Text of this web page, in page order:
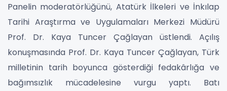
Panelin moderatörlüğünü, Atatürk İlkeleri ve İnkılap
Tarihi Araştırma ve Uygulamaları Merkezi Müdürü
Prof. Dr. Kaya Tuncer Çağlayan üstlendi. Açılış
konuşmasında Prof. Dr. Kaya Tuncer Çağlayan, Türk
milletinin tarih boyunca gösterdiği fedakârlığa ve
bağımsızlık mücadelesine vurgu yaptı. Batı